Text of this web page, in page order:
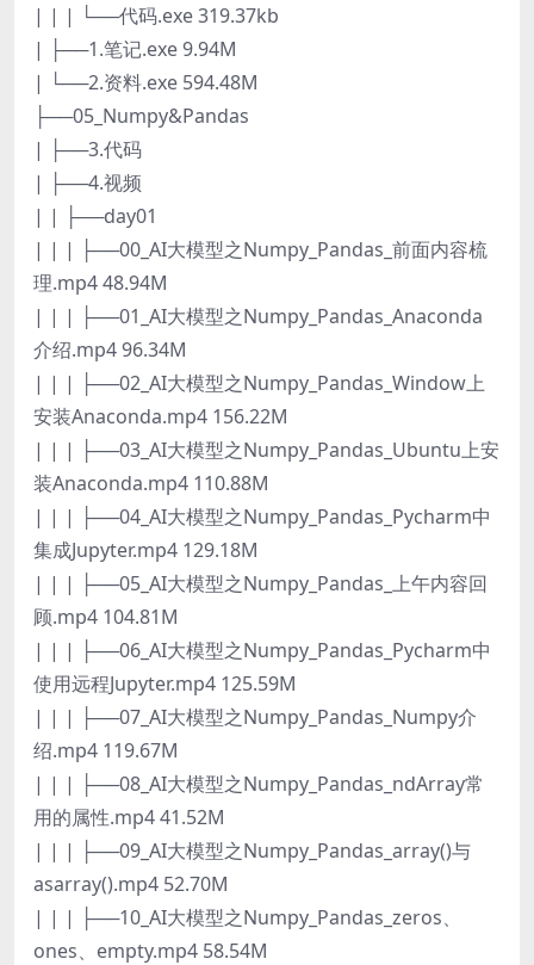
| | | └──代码.exe 319.37kb
| ├──1.笔记.exe 9.94M
| └──2.资料.exe 594.48M
├──05_Numpy&Pandas
| ├──3.代码
| ├──4.视频
| | ├──day01
| | | ├──00_AI大模型之Numpy_Pandas_前面内容梳
理.mp4 48.94M
| | | ├──01_AI大模型之Numpy_Pandas_Anaconda
介绍.mp4 96.34M
| | | ├──02_AI大模型之Numpy_Pandas_Window上
安装Anaconda.mp4 156.22M
| | | ├──03_AI大模型之Numpy_Pandas_Ubuntu上安
装Anaconda.mp4 110.88M
| | | ├──04_AI大模型之Numpy_Pandas_Pycharm中
集成Jupyter.mp4 129.18M
| | | ├──05_AI大模型之Numpy_Pandas_上午内容回
顾.mp4 104.81M
| | | ├──06_AI大模型之Numpy_Pandas_Pycharm中
使用远程Jupyter.mp4 125.59M
| | | ├──07_AI大模型之Numpy_Pandas_Numpy介
绍.mp4 119.67M
| | | ├──08_AI大模型之Numpy_Pandas_ndArray常
用的属性.mp4 41.52M
| | | ├──09_AI大模型之Numpy_Pandas_array()与
asarray().mp4 52.70M
| | | ├──10_AI大模型之Numpy_Pandas_zeros、
ones、empty.mp4 58.54M